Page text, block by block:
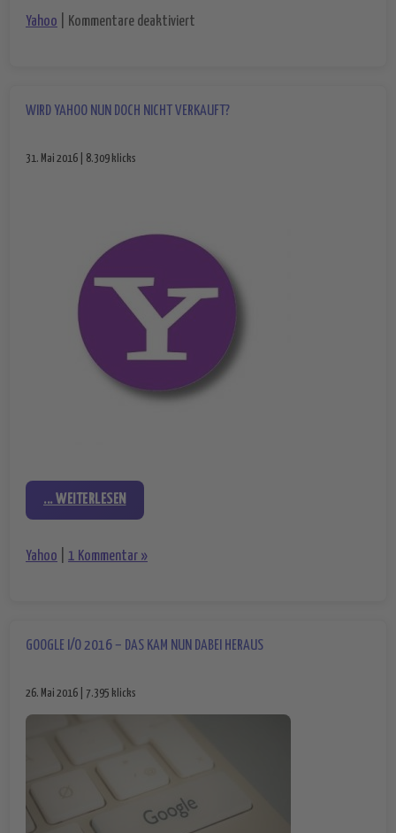
Yahoo Kommentare deaktiviert
WIRD YAHOO NUN DOCH NICHT VERKAUFT?
31. Mai 2016 | 8.309 klicks
... WEITERLESEN
Yahoo 1 Kommentar »
GOOGLE I/O 2016 – DAS KAM NUN DABEI HERAUS
26. Mai 2016 | 7.395 klicks